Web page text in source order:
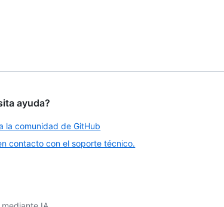
ayuda?
la comunidad de GitHub
contacto con el soporte técnico.